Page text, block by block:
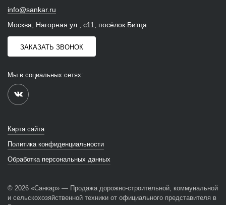
info@sankar.ru
Москва, Нагорная ул., с11, посёлок Битца
ЗАКАЗАТЬ ЗВОНОК
Мы в социальных сетях:
Карта сайта
Политика конфиденциальности
Обработка персональных данных
© 2026 «Санкар» — Продажа дорожно-строительной, коммунальной
и сельскохозяйственной техники от официального представителя в